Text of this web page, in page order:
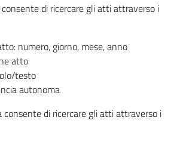
consente di ricercare gli atti attraverso i
numero, giorno, mese, anno
atto
testo
autonoma
consente di ricercare gli atti attraverso i